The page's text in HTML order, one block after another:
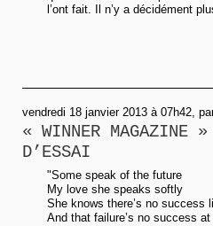
l’ont fait. Il n’y a décidément
vendredi 18 janvier 2013 à 07h42,
« WINNER MAGAZINE
D’ESSAI
"Some speak of the future
My love she speaks softly
She knows there’s no success
And that failure’s no success at